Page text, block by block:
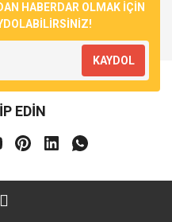
HABERDAR OLMAK İÇİN
KAYDOL
EDİN